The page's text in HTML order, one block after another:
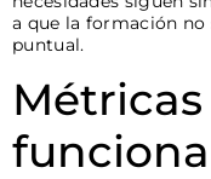
a que la formación no
puntual.
funciona